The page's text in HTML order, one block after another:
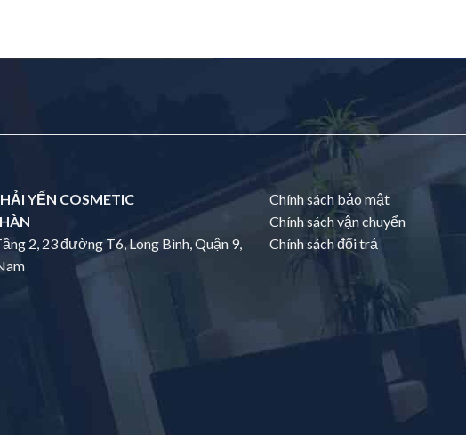
YẾN COSMETIC
2, 23 đường T6, Long Bình, Quận 9,
Chính sách bảo mật
Chính sách vận chuyển
Chính sách đổi trả